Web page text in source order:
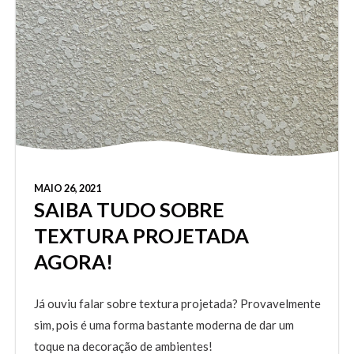
MAIO 26, 2021
SAIBA TUDO SOBRE
TEXTURA PROJETADA
AGORA!
Já ouviu falar sobre textura projetada? Provavelmente
sim, pois é uma forma bastante moderna de dar um
toque na decoração de ambientes!